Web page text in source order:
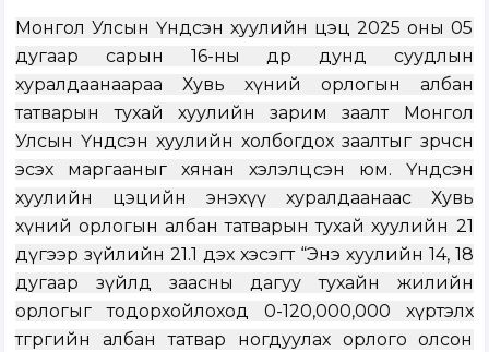
Монгол Улсын Үндсэн хуулийн цэц 2025 оны 05
дугаар сарын 16-ны өдр дунд суудлын
хуралдаанаараа Хувь хүний орлогын албан
татварын тухай хуулийн зарим заалт Монгол
Улсын Үндсэн хуулийн холбогдох заалтыг зөрчсөн
эсэх маргааныг хянан хэлэлцсэн юм. Үндсэн
хуулийн цэцийн энэхүү хуралдаанаас Хувь
хүний орлогын албан татварын тухай хуулийн 21
дүгээр зүйлийн 21.1 дэх хэсэгт “Энэ хуулийн 14, 18
дугаар зүйлд заасны дагуу тухайн жилийн
орлогыг тодорхойлоход 0-120,000,000 хүртэлх
төгрөгийн албан татвар ногдуулах орлого олсон